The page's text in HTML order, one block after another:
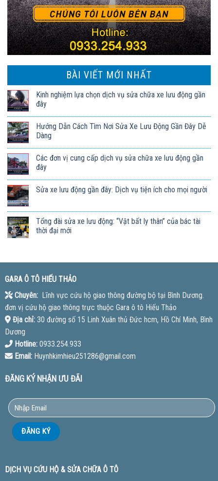
BÀI VIẾT MỚI NHẤT
Kinh nghiệm lựa chọn dịch vụ sửa chữa xe lưu động gần
đây
Hướng Dẫn Cách Tìm Nơi Sửa Xe Lưu Động Gần Đây Dễ
Dàng
Các đơn vị cung cấp dịch vụ sửa chữa xe lưu động gần
đây
Sửa xe lưu động gần đây: Dịch vụ tiện ích cho mọi người
Tổng đài sửa xe lưu động: “Vật bất ly thân” của bác tài
thời đại mới
GARA Ô TÔ HIẾU THẢO
Chuyên:Lĩnh vực cứu hộ giao thông đường bộ tại Bình Dương.
đơn vị cứu hộ giao thông trực thuộc Gara ô tô Hiếu Thảo
Địa chỉ:30 đường số 15 Linh Xuân thủ Đức hcm, Hồ Chí Minh, Bình
Dương
Hotline:0933.254.933
Email:Huynhkimhieu251286@gmail.com
ĐĂNG KÝ NHẬN ƯU ĐÃI
DỊCH VỤ CỨU HỘ & SỬA CHỮA Ô TÔ